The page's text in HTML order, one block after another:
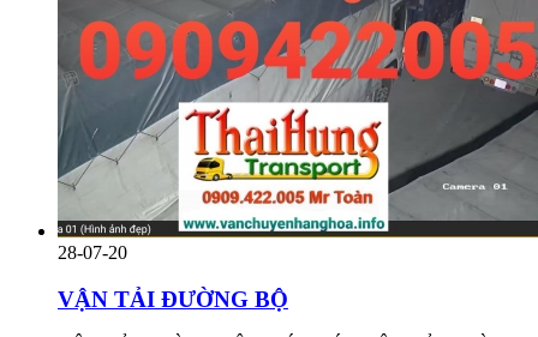
28-07-20
VẬN TẢI ĐƯỜNG BỘ